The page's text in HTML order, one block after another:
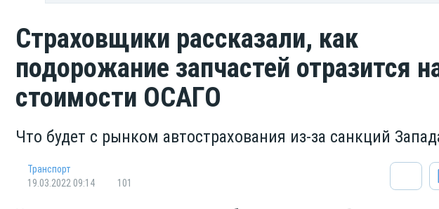
Страховщики рассказали, как
подорожание запчастей отразится
стоимости ОСАГО
Что будет с рынком автострахования из-за санкций
Транспорт
19.03.2022 09:14
101